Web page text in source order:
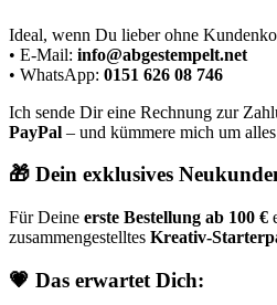
Ideal, wenn Du lieber ohne
• E-Mail: info@abgestempelt.net
• WhatsApp: 0151 626 08 746
Ich sende Dir eine Rechnung zur
PayPal – und kümmere mich um
🎁 Dein exklusives
Für Deine erste Bestellung ab 100 €
zusammengestelltes Kreativ-
💗 Das erwartet Dich: